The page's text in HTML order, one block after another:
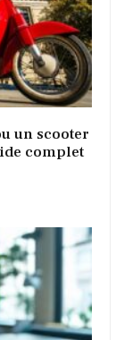
un scooter
complet